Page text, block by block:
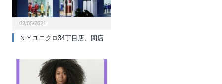
02/05/2021
ＮＹユニクロ34丁目店、閉店